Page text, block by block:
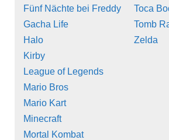
Fünf Nächte bei Freddy
Gacha Life
Halo
Kirby
League of Legends
Mario Bros
Mario Kart
Minecraft
Mortal Kombat
Toca
Tomb
Zelda